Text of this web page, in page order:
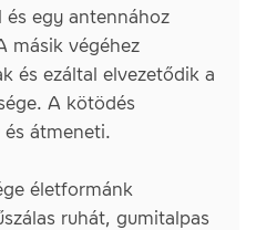
és egy antennához
másik végéhez
és ezáltal elvezetődik a
A kötödés
átmeneti.
életformánk
ruhát, gumitalpas